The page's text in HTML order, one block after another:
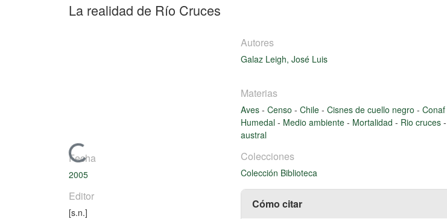
La realidad de Río Cruces
Cargando...
Fecha
2005
Editor
[s.n.]
Autores
Galaz Leigh, José Luis
Materias
Aves - Censo - Chile - Cisnes de cuello negro - Conaf
Humedal - Medio ambiente - Mortalidad - Rio cruces -
austral
Colecciones
Colección Biblioteca
Cómo citar